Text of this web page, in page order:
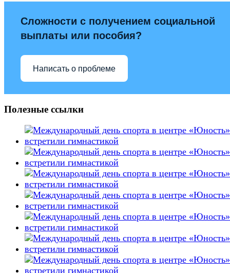
Сложности с получением социальной
выплаты или пособия?
Написать о проблеме
Полезные ссылки